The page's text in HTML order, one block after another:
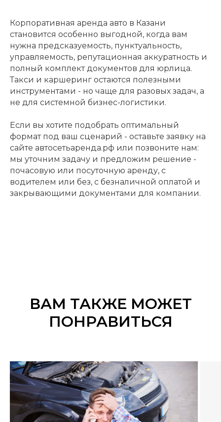
Корпоративная аренда авто в Казани
становится особенно выгодной, когда вам
нужна предсказуемость, пунктуальность,
управляемость, репутационная аккуратность и
полный комплект документов для юрлица.
Такси и каршеринг остаются полезными
инструментами - но чаще для разовых задач, а
не для системной бизнес-логистики.
Если вы хотите подобрать оптимальный
формат под ваш сценарий - оставьте заявку на
сайте автосетьаренда.рф или позвоните нам:
мы уточним задачу и предложим решение -
почасовую или посуточную аренду, с
водителем или без, с безналичной оплатой и
закрывающими документами для компании.
ВАМ ТАКЖЕ МОЖЕТ
ПОНРАВИТЬСЯ